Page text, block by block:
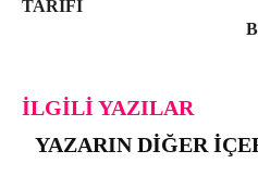
TARIFI
İLGILI YAZILAR
YAZARIN DIĞER